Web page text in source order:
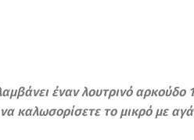
έναν λουτρινό
καλωσορίσετε το μικρό με